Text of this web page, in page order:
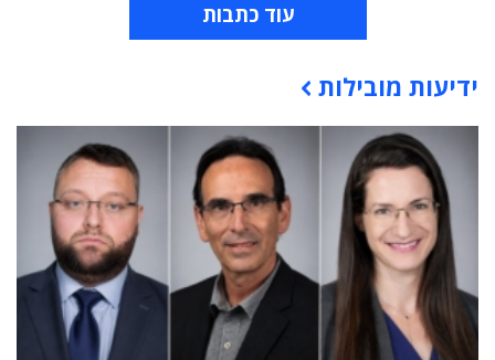
עוד כתבות
תוכן פרסומי
ידיעות מובילות